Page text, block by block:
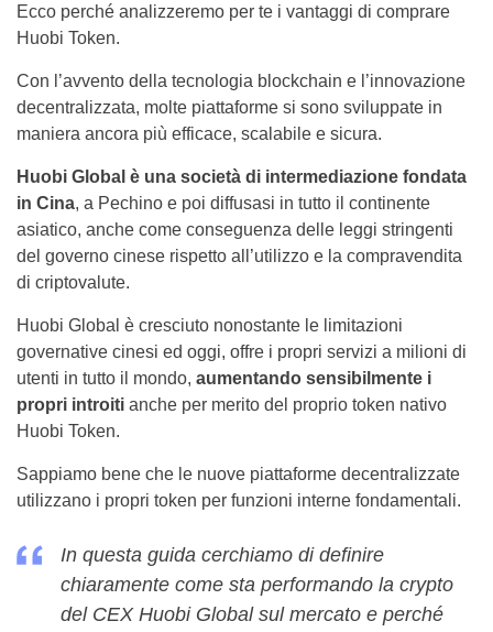
Ecco perché analizzeremo per te i vantaggi di comprare
Huobi Token.
Con l’avvento della tecnologia blockchain e l’innovazione
decentralizzata, molte piattaforme si sono sviluppate in
maniera ancora più efficace, scalabile e sicura.
Huobi Global è una società di intermediazione fondata
in Cina, a Pechino e poi diffusasi in tutto il continente
asiatico, anche come conseguenza delle leggi stringenti
del governo cinese rispetto all’utilizzo e la compravendita
di criptovalute.
Huobi Global è cresciuto nonostante le limitazioni
governative cinesi ed oggi, offre i propri servizi a milioni di
utenti in tutto il mondo, aumentando sensibilmente i
propri introiti anche per merito del proprio token nativo
Huobi Token.
Sappiamo bene che le nuove piattaforme decentralizzate
utilizzano i propri token per funzioni interne fondamentali.
In questa guida cerchiamo di definire
chiaramente come sta performando la crypto
del CEX Huobi Global sul mercato e perché